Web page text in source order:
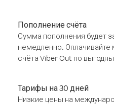
Пополнение счёта
Сумма пополнения будет
немедленно.
счёта Viber Out по
Тарифы на 30 дней
Низкие цены на